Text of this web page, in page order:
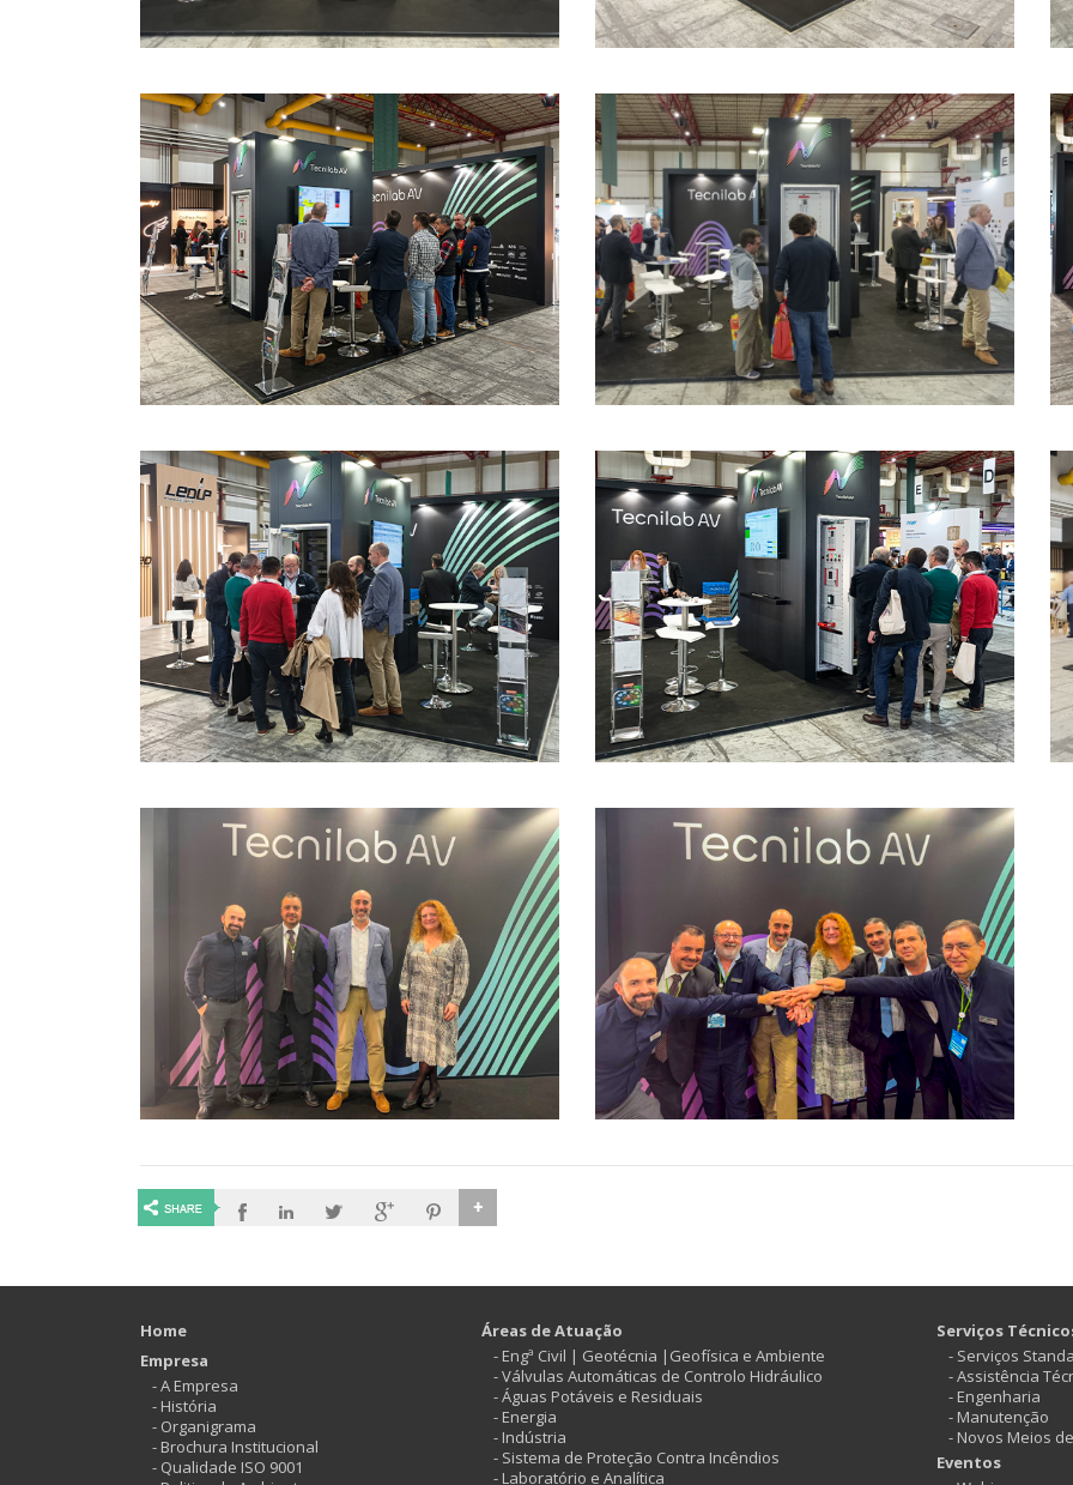
Home
Empresa
- A Empresa
- História
- Organigrama
- Brochura Institucional
- Qualidade ISO 9001
Áreas de Atuação
- Engª Civil | Geotécnia |Geofísica e Ambiente
- Válvulas Automáticas de Controlo Hidráulico
- Águas Potáveis e Residuais
- Energia
- Indústria
- Sistema de Proteção Contra Incêndios
- Laboratório e Analítica
Serviços
- Serviços
- Assistência
- Engenharia
- Manutenção
- Novos Meios
Eventos